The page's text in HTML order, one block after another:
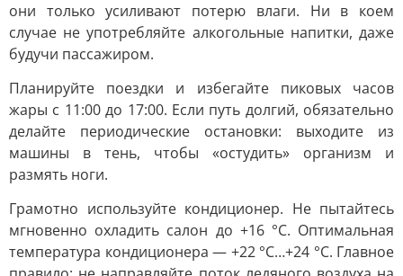
они только усиливают потерю влаги. Ни в коем
случае не употребляйте алкогольные напитки, даже
будучи пассажиром.
Планируйте поездки и избегайте пиковых часов
жары с 11:00 до 17:00. Если путь долгий, обязательно
делайте периодические остановки: выходите из
машины в тень, чтобы «остудить» организм и
размять ноги.
Грамотно используйте кондиционер. Не пытайтесь
мгновенно охладить салон до +16 °C. Оптимальная
температура кондиционера — +22 °C…+24 °C. Главное